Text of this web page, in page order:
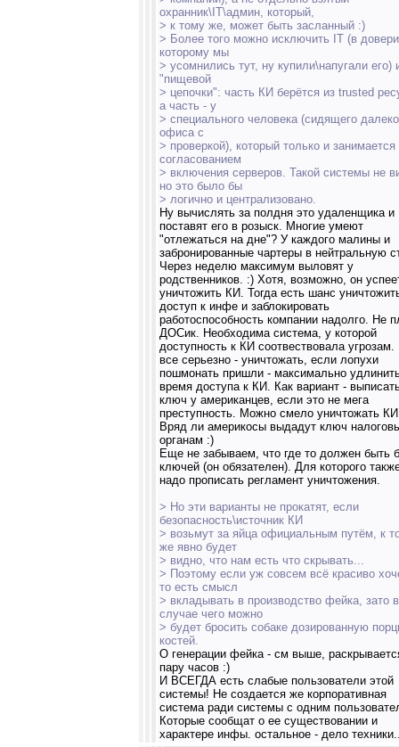
охранник\IT\админ, который,
> к тому же, может быть засланный :)
> Более того можно исключить IT (в
которому мы
> усомнились тут, ну купили\напугали его)
"пищевой
> цепочки": часть КИ берётся из trusted
а часть - у
> специального человека (сидящего
офиса с
> проверкой), который только и занимается
согласованием
> включения серверов. Такой системы не
но это было бы
> логично и централизовано.
Ну вычислять за полдня это удаленщика и
поставят его в розыск. Многие умеют
"отлежаться на дне"? У каждого малины и
забронированные чартеры в нейтральную
Через неделю максимум выловят у
родственников. :) Хотя, возможно, он
уничтожить КИ. Тогда есть шанс
доступ к инфе и заблокировать
работоспособность компании надолго. Не
ДОСик. Необходима система, у которой
доступность к КИ соотвествовала
все серьезно - уничтожать, если лопухи
пошмонать пришли - максимально
время доступа к КИ. Как вариант -
ключ у американцев, если это не мега
преступность. Можно смело уничтожать
Вряд ли америкосы выдадут ключ
органам :)
Еще не забываем, что где то должен быть
ключей (он обязателен). Для которого
надо прописать регламент уничтожения.
> Но эти варианты не прокатят, если
безопасность\источник КИ
> возьмут за яйца официальным путём, к
же явно будет
> видно, что нам есть что скрывать...
> Поэтому если уж совсем всё красиво
то есть смысл
> вкладывать в производство фейка, зато в
случае чего можно
> будет бросить собаке дозированную
костей.
О генерации фейка - см выше,
пару часов :)
И ВСЕГДА есть слабые пользователи этой
системы! Не создается же корпоративная
система ради системы с одним
Которые сообщат о ее существовании и
характере инфы. остальное - дело